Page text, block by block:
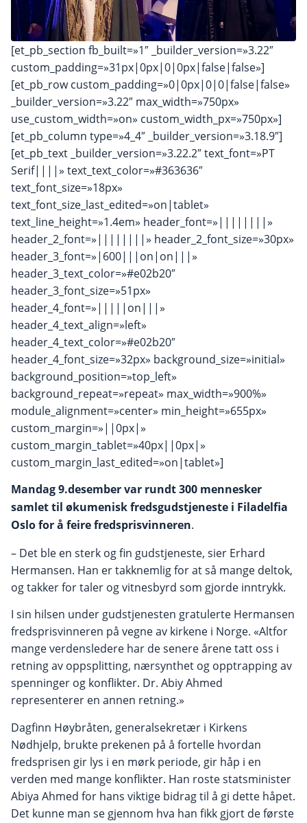
[et_pb_section fb_built=»1″ _builder_version=»3.22″
custom_padding=»31px|0px|0|0px|false|false»]
[et_pb_row custom_padding=»0|0px|0|0|false|false»
_builder_version=»3.22″ max_width=»750px»
use_custom_width=»on» custom_width_px=»750px»]
[et_pb_column type=»4_4″ _builder_version=»3.18.9″]
[et_pb_text _builder_version=»3.22.2″ text_font=»PT
Serif||||» text_text_color=»#363636″
text_font_size=»18px»
text_font_size_last_edited=»on|tablet»
text_line_height=»1.4em» header_font=»||||||||»
header_2_font=»||||||||» header_2_font_size=»30px»
header_3_font=»|600|||on|on|||»
header_3_text_color=»#e02b20″
header_3_font_size=»51px»
header_4_font=»|||||on|||»
header_4_text_align=»left»
header_4_text_color=»#e02b20″
header_4_font_size=»32px» background_size=»initial»
background_position=»top_left»
background_repeat=»repeat» max_width=»900%»
module_alignment=»center» min_height=»655px»
custom_margin=»||0px|»
custom_margin_tablet=»40px||0px|»
custom_margin_last_edited=»on|tablet»]
Mandag 9.desember var rundt 300 mennesker
samlet til økumenisk fredsgudstjeneste i Filadelfia
Oslo for å feire fredsprisvinneren.
– Det ble en sterk og fin gudstjeneste, sier Erhard
Hermansen. Han er takknemlig for at så mange deltok,
og takker for taler og vitnesbyrd som gjorde inntrykk.
I sin hilsen under gudstjenesten gratulerte Hermansen
fredsprisvinneren på vegne av kirkene i Norge. «Altfor
mange verdensledere har de senere årene tatt oss i
retning av oppsplitting, nærsynthet og opptrapping av
spenninger og konflikter. Dr. Abiy Ahmed
representerer en annen retning.»
Dagfinn Høybråten, generalsekretær i Kirkens
Nødhjelp, brukte prekenen på å fortelle hvordan
fredsprisen gir lys i en mørk periode, gir håp i en
verden med mange konflikter. Han roste statsminister
Abiya Ahmed for hans viktige bidrag til å gi dette håpet.
Det kunne man se gjennom hva han fikk gjort de første